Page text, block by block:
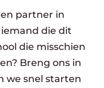
partner in
die dit
die misschien
Breng ons in
we snel starten